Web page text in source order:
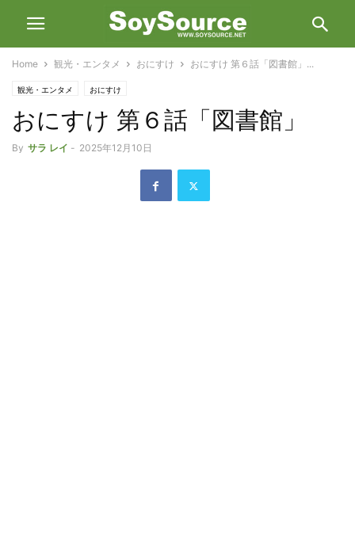
Home 観光・エンタメ おにすけ おにすけ 第６話「図書館」...
観光・エンタメ おにすけ
おにすけ 第６話「図書館」
By サラ レイ - 2025年12月10日